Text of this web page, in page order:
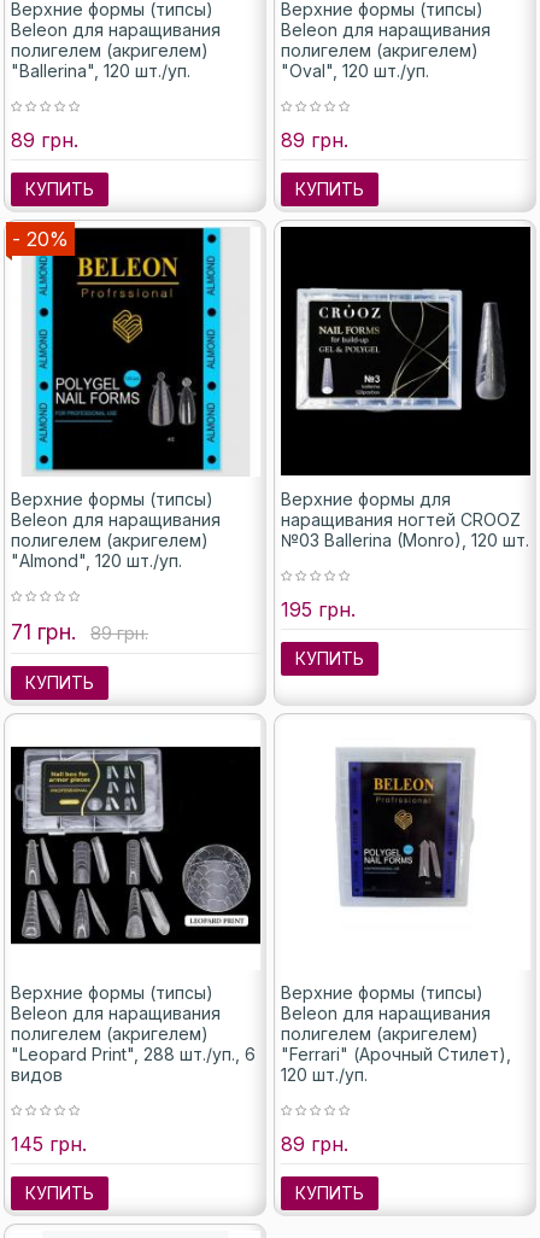
Верхние формы (типсы)
Beleon для наращивания
полигелем (акригелем)
"Ballerina", 120 шт./уп.
89 грн.
КУПИТЬ
Верхние формы (типсы)
Beleon для наращивания
полигелем (акригелем)
"Oval", 120 шт./уп.
89 грн.
КУПИТЬ
- 20%
Верхние формы (типсы)
Beleon для наращивания
полигелем (акригелем)
"Almond", 120 шт./уп.
71 грн. 89 грн.
КУПИТЬ
Верхние формы для
наращивания ногтей CROOZ
№03 Ballerina (Monro), 120 шт.
195 грн.
КУПИТЬ
Верхние формы (типсы)
Beleon для наращивания
полигелем (акригелем)
"Leopard Print", 288 шт./уп., 6
видов
145 грн.
КУПИТЬ
Верхние формы (типсы)
Beleon для наращивания
полигелем (акригелем)
"Ferrari" (Арочный Стилет),
120 шт./уп.
89 грн.
КУПИТЬ